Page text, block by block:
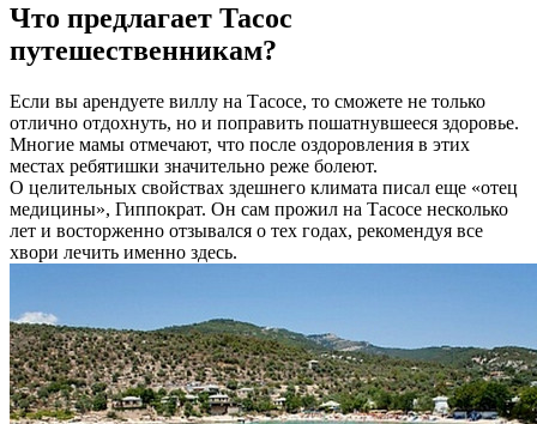
Что предлагает Тасос
путешественникам?
Если вы арендуете виллу на Тасосе, то сможете не только
отлично отдохнуть, но и поправить пошатнувшееся здоровье.
Многие мамы отмечают, что после оздоровления в этих
местах ребятишки значительно реже болеют.
О целительных свойствах здешнего климата писал еще «отец
медицины», Гиппократ. Он сам прожил на Тасосе несколько
лет и восторженно отзывался о тех годах, рекомендуя все
хвори лечить именно здесь.